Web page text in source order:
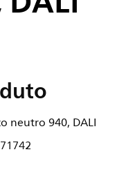
neutro 940, DALI